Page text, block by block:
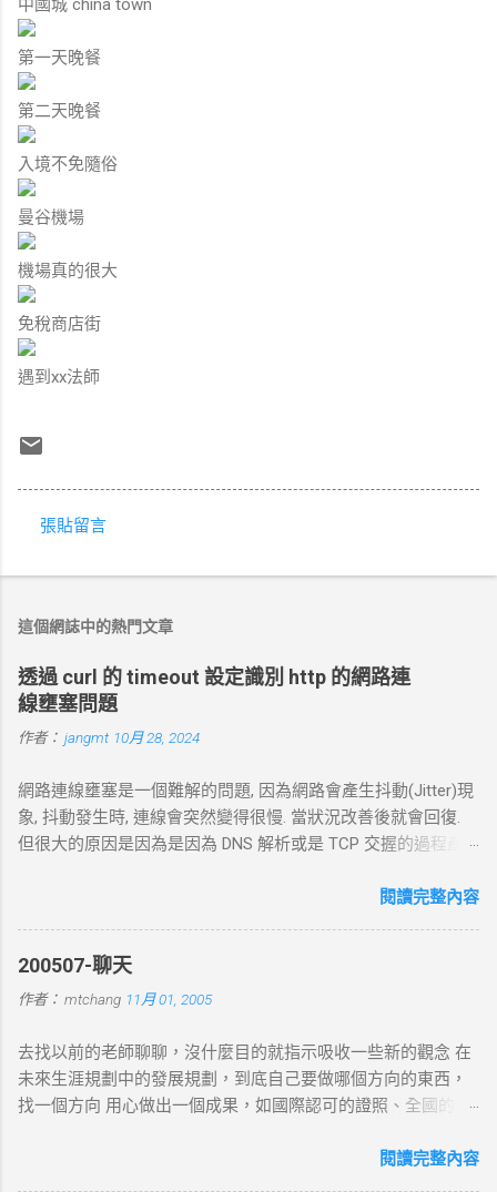
第一天晚餐
第二天晚餐
入境不免隨俗
曼谷機場
機場真的很大
免稅商店街
遇到xx法師
言
張貼留言
這個網誌中的熱門文章
透過 curl 的 timeout 設定識別 http 的網路連
線壅塞問題
作者： jangmt 10月 28, 2024
網路連線壅塞是一個難解的問題, 因為網路會產生抖動(Jitter)現
象, 抖動發生時, 連線會突然變得很慢. 當狀況改善後就會回復.
但很大的原因是因為是因為 DNS 解析或是 TCP 交握的過程產
以下幾個主要步驟： 1. DNS 查詢 目標 ：解析主機名 (如
進行查詢，獲取目標伺服器的 IP 地址。 結果 ：若查詢成功，
返回 IP 地址， curl 將繼續下一步。若查詢失敗， curl 則返回
DNS 錯誤並中止。 2. TCP 三向交握 (Three-Way Handshake) 目
核發送一個 SYN 封包，目標伺服器回應 SYN-ACK ，然後 curl
返回 ACK 完成三向交握，建立起 TCP 連線。 結果 ：若在 --
connect-timeout 設定時間內未完成三向交握，則連線失敗並返
HTTP 請求，根據 URL 設定不同的請求方法（如 GET 、 POST
閱讀完整內容
200507-聊天
作者： mtchang 11月 01, 2005
去找以前的老師聊聊，沒什麼目的就指示吸收一些新的觀念 在
未來生涯規劃中的發展規劃，到底自己要做哪個方向的東西，
找一個方向 用心做出一個成果，如國際認可的證照、全國的比
路。以目前技術而言要就做最大最廣，否則 就做最小最少，避
閱讀完整內容